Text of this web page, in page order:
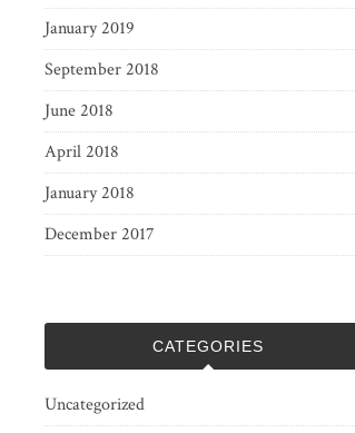
January 2019
September 2018
June 2018
April 2018
January 2018
December 2017
CATEGORIES
Uncategorized